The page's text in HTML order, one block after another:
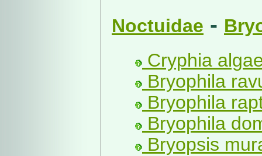
Noctuidae -
Cryphia
Bryophila
Bryophila
Bryophila
Bryopsis